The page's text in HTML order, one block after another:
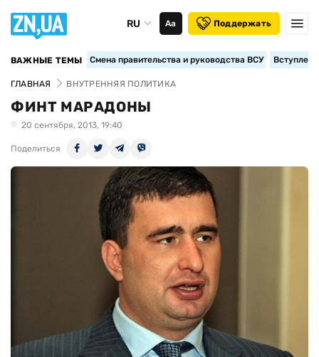
RU Аа Поддержать
ВАЖНЫЕ ТЕМЫ Смена правительства и руководства ВСУ
ГЛАВНАЯ ВНУТРЕННЯЯ ПОЛИТИКА
ФИНТ МАРАДОНЫ
20 сентября, 2013, 19:40
Поделиться